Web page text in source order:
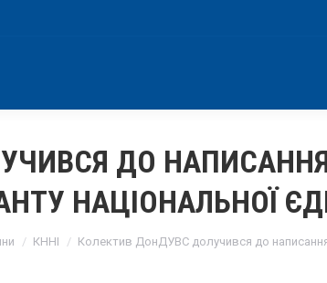
ДО
НАЦІОНАЛЬНОЇ
КННІ Колектив ДонДУВС долучився до